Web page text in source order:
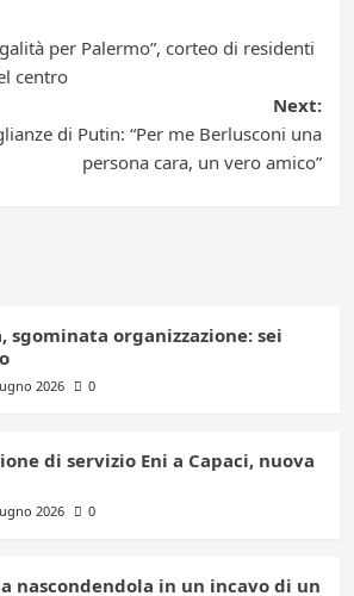
per Palermo”, corteo di residenti
centro
Next:
di Putin: “Per me Berlusconi una
persona cara, un vero amico”
sgominata organizzazione: sei
2026 0
di servizio Eni a Capaci, nuova
2026 0
nascondendola in un incavo di un